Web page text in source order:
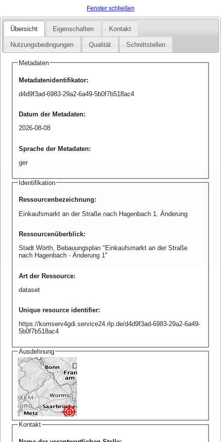
Fenster schließen
Übersicht Eigenschaften Kontakt
Nutzungsbedingungen Qualität Schnittstellen
Metadaten
Metadatenidentifikator:
d4d9f3ad-6983-29a2-6a49-5b0f7b518ac4
Datum der Metadaten:
2026-08-08
Sprache der Metadaten:
ger
Identifikation
Ressourcenbezeichnung:
Einkaufsmarkt an der Straße nach Hagenbach 1. Änderung
Ressourcenüberblick:
Stadt Wörth, Bebauungsplan "Einkaufsmarkt an der Straße
nach Hagenbach - Änderung 1"
Art der Ressource:
dataset
Unique resource identifier:
https://komserv4gdi.service24.rlp.de/d4d9f3ad-6983-29a2-6a49-
5b0f7b518ac4
Ausdehnung
Kontakt